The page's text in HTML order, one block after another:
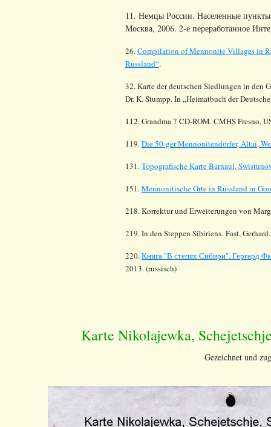
11. Немцы России. Населенные
Москва, 2006. 2-е переработанное
26.Compilation of Mennonite Villages in
Russland“.
32. Karte der deutschen Siedlungen in den
Dr. K.Stumpp. In „Heimatbuch der
112.Grandma 7 CD-ROM. CMHS Fresno,
119.Die 50-gerMennonitendörfer, Altai,
131.Topografische Karte Barnaul,
151.Mennonitische Orte in Russland in
218. Korrektur und Erweiterungen von
219. In den Steppen Sibiriens. Fast,
220.Книга "В степях Сибири". Гергард
2013. (russisch)
Karte Nikolajewka,
Gezeichnet und